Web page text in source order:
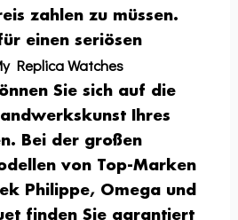
zahlen zu müssen.
einen seriösen
Replica Watches
Sie sich auf die
Ihres
Bei der großen
von Top-Marken
Philippe, Omega und
finden Sie garantiert